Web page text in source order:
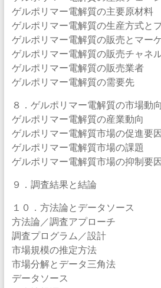
ゲルポリマー電解質の主要原材料
ゲルポリマー電解質の生産方式と
ゲルポリマー電解質の販売とマー
ゲルポリマー電解質の販売チャネ
ゲルポリマー電解質の販売業者
ゲルポリマー電解質の需要先
８．ゲルポリマー電解質の市場動向
ゲルポリマー電解質の産業動向
ゲルポリマー電解質市場の促進要
ゲルポリマー電解質市場の課題
ゲルポリマー電解質市場の抑制要
９．調査結果と結論
１０．方法論とデータソース
方法論／調査アプローチ
調査プログラム／設計
市場規模の推定方法
市場分解とデータ三角法
データソース